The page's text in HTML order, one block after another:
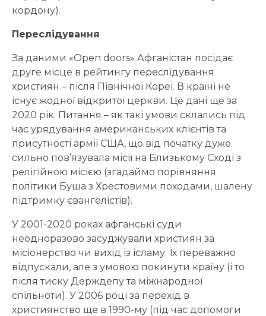
кордону).
Переслідування
За даними «Open doors» Афганістан посідає
друге місце в рейтингу переслідування
християн – після Північної Кореї. В країні не
існує жодної відкритої церкви. Це дані ще за
2020 рік. Питання – як такі умови склались під
час урядування американських клієнтів та
присутності армії США, що від початку дуже
сильно пов’язувала місії на Близькому Сході з
релігійною місією (згадаймо порівняння
політики Буша з Хрестовими походами, шалену
підтримку євангелістів).
У 2001-2020 роках афганські суди
неодноразово засуджували християн за
місіонерство чи вихід із ісламу. Їх переважно
відпускали, але з умовою покинути країну (і то
після тиску Держдепу та міжнародної
спільноти). У 2006 році за перехід в
християнство ще в 1990-му (під час допомоги